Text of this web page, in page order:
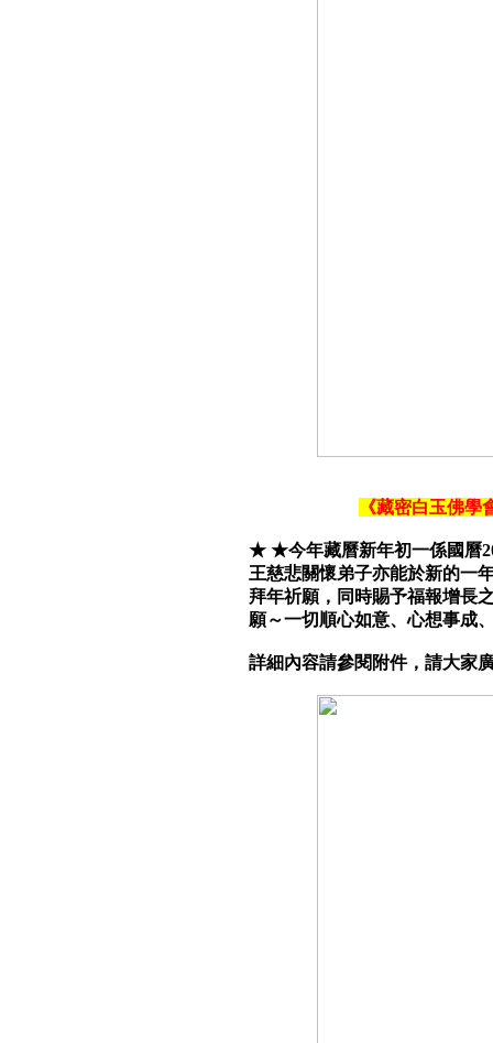
《藏密白玉佛
★ ★今年藏曆新年初一係國曆
王慈悲關懷弟子亦能於新的一
拜年祈願，同時賜予福報增長
願～一切順心如意、心想事成
詳細內容請參閱附件，請大家